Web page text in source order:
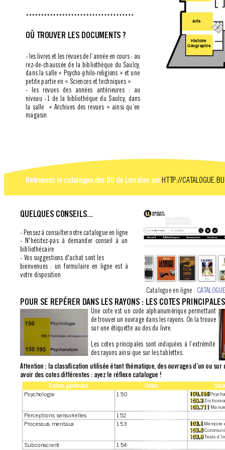
Retrouvez le catalogue des BU de Lorraine sur HTTP://CAT
Arts
Histoire
Géographie
OÙ TROUVER LES DOCUMENTS ?
- les livres et les revues de l’année en cours : au
rez-de-chaussée de la bibliothèque du Saulcy,
dans la salle « Psycho-philo-religions » et une
petite partie en « Sciences et techniques »
-
les revues des années antérieures :
au
niveau -1 de la bibliothèque du Saulcy, dans
la salle  « Archives des revues » ainsi qu’en
magasin
Sujets généraux Cotes
Psychologie 150 150.195
150.3
150.711
Perceptions sensorielles
152
Processus mentaux
153 153.1 Mémoire
153.6
153.9 Tests
Subconscient 154
QUELQUES CONSEILS...
- Pensez à consulter notre catalogue en ligne
- N'hésitez-pas à demander conseil à un
bibliothécaire
- Vos suggestions d'achat sont les
bienvenues : un formulaire en ligne est à
votre disposition
POUR SE REPÉRER DANS LES RAYONS : LES COTES PRINCIPALES
Une cote est un code alphanumérique permettant
de trouver un ouvrage dans les rayons. On la trouve
sur une étiquette au dos du livre.
Attention : la classiﬁcation utilisée étant thématique, des ouvrages d’un ou
avoir des cotes différentes : ayez le réﬂexe catalogue !
Les cotes principales sont indiquées à l’extrémité
des rayons ainsi que sur les tablettes.
Catalogue en ligne : CAT